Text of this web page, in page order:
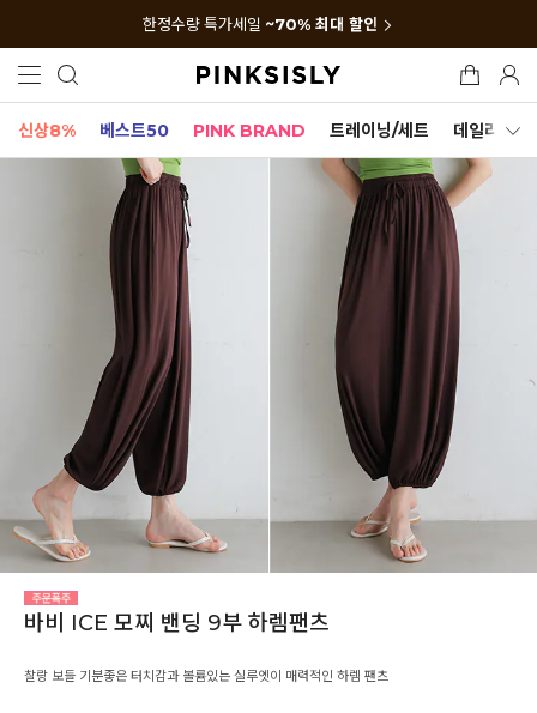
한정수량 특가세일 ~70% 최대 할인
신상8% 베스트50 PINK BRAND 트레이닝/세트 데일리세트
바비 ICE 모찌 밴딩 9부 하렘팬츠
찰랑 보들 기분좋은 터치감과 볼륨있는 실루엣이 매력적인 하렘 팬츠